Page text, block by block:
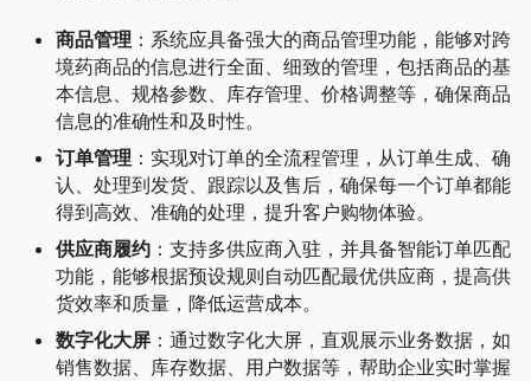
商品管理 ：系统应具备强大的商品管理功能，能够对跨
境药商品的信息进行全面、细致的管理，包括商品的基
本信息、规格参数、库存管理、价格调整等，确保商品
信息的准确性和及时性。
订单管理 ：实现对订单的全流程管理，从订单生成、确
认、处理到发货、跟踪以及售后，确保每一个订单都能
得到高效、准确的处理，提升客户购物体验。
供应商履约 ：支持多供应商入驻，并具备智能订单匹配
功能，能够根据预设规则自动匹配最优供应商，提高供
货效率和质量，降低运营成本。
数字化大屏 ：通过数字化大屏，直观展示业务数据，如
销售数据、库存数据、用户数据等，帮助企业实时掌握